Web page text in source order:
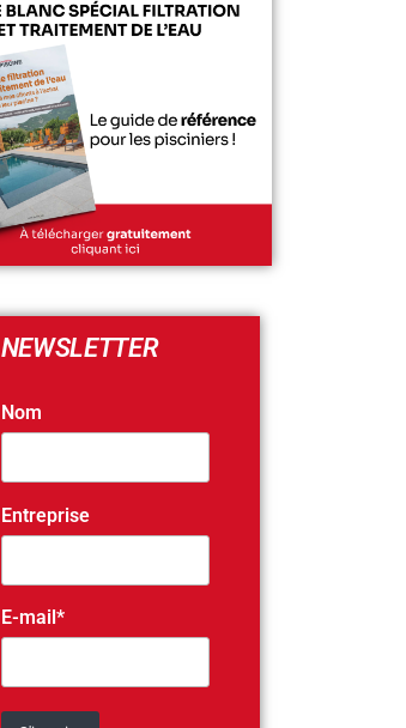
NEWSLETTER
Nom
Entreprise
E-mail*